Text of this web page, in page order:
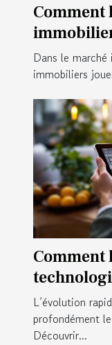
Comment
valeur
Dans le
immobiliers
Comment
elles
L’évolution
profondément
Découvrir...